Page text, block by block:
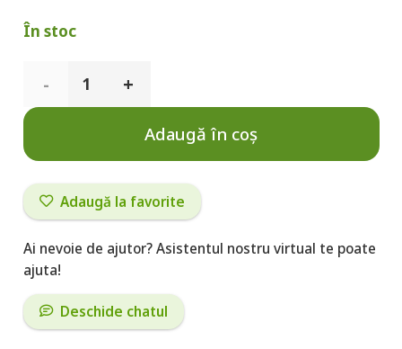
În stoc
Cantitate
Collagen
Pure,
150
pulbere
Adaugă în coș
Adaugă la favorite
Ai nevoie de ajutor? Asistentul nostru virtual te poate
ajuta!
Deschide chatul